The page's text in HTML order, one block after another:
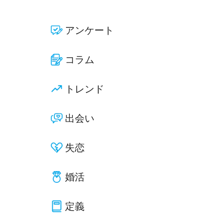
アンケート
コラム
トレンド
出会い
失恋
婚活
定義